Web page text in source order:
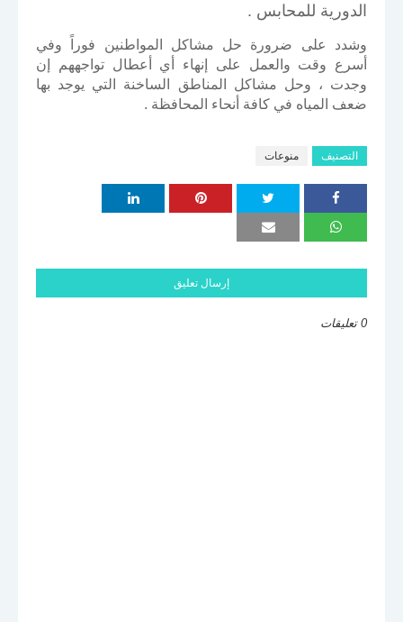
الدورية للمحابس .
وشدد على ضرورة حل مشاكل المواطنين فوراً وفي
أسرع وقت والعمل على إنهاء أي أعطال تواجههم إن
وجدت ، وحل مشاكل المناطق الساخنة التي يوجد بها
ضعف المياه في كافة أنحاء المحافظة .
التصنيف منوعات
إرسال تعليق
0 تعليقات